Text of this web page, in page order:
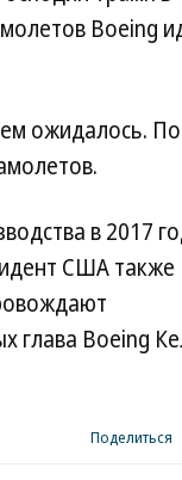
Boeing
ожидалось. По
в 2017
США также
глава Boeing
Поделиться